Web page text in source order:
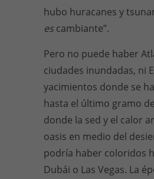
hubo huracanes y
es cambiante”.
Pero no puede haber
ciudades inundadas, ni
yacimientos donde se
hasta el último gramo
donde la sed y el calor
oasis en medio del
podría haber coloridos
Dubái o Las Vegas. La